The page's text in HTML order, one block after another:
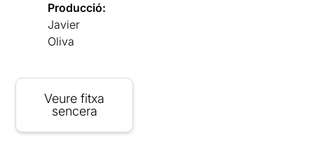
Producció:
Javier
Oliva
Veure fitxa
sencera